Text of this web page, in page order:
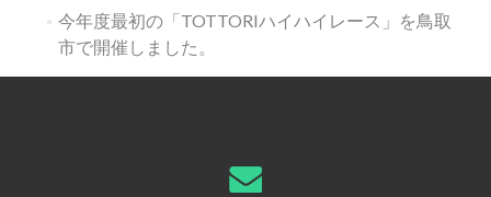
今年度最初の「TOTTORIハイハイレース」を鳥取
市で開催しました。